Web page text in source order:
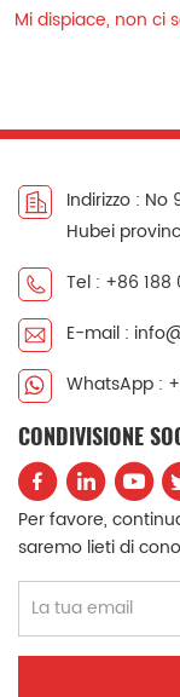
Mi dispiace, non ci
Indirizzo :
Hubei
Tel : +86
E-mail :
WhatsApp :
CONDIVISIONE
Per favore,
saremo lieti di